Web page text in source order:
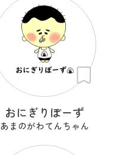
おにぎりぼーず
あまのがわてんちゃん